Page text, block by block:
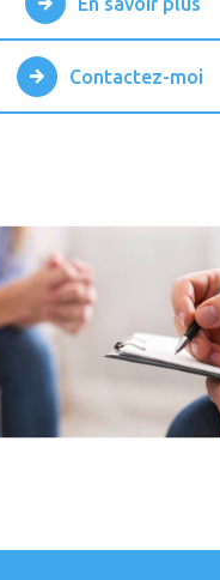
Contactez-moi